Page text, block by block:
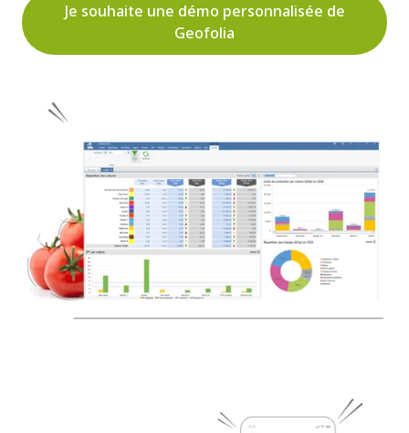
Je souhaite une démo personnalisée de
Geofolia